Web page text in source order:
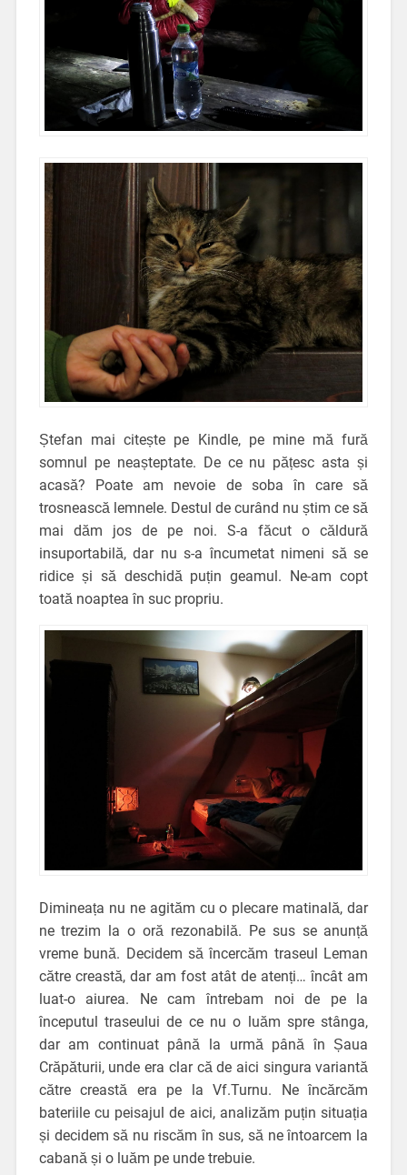
Ștefan mai citește pe Kindle, pe mine mă fură
somnul pe neașteptate. De ce nu pățesc asta și
acasă? Poate am nevoie de soba în care să
trosnească lemnele. Destul de curând nu știm ce să
mai dăm jos de pe noi. S-a făcut o căldură
insuportabilă, dar nu s-a încumetat nimeni să se
ridice și să deschidă puțin geamul. Ne-am copt
toată noaptea în suc propriu.
Dimineața nu ne agităm cu o plecare matinală, dar
ne trezim la o oră rezonabilă. Pe sus se anunță
vreme bună. Decidem să încercăm traseul Leman
către creastă, dar am fost atât de atenți… încât am
luat-o aiurea. Ne cam întrebam noi de pe la
începutul traseului de ce nu o luăm spre stânga,
dar am continuat până la urmă până în Șaua
Crăpăturii, unde era clar că de aici singura variantă
către creastă era pe la Vf.Turnu. Ne încărcăm
bateriile cu peisajul de aici, analizăm puțin situația
și decidem să nu riscăm în sus, să ne întoarcem la
cabană și o luăm pe unde trebuie.